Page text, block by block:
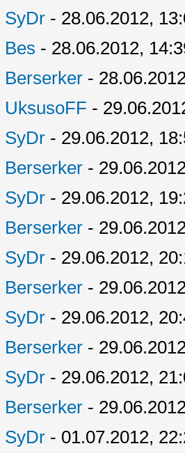
SyDr - 28.06.2012,
Bes - 28.06.2012,
Berserker -
UksusoFF -
SyDr - 29.06.2012,
Berserker -
SyDr - 29.06.2012,
Berserker -
SyDr - 29.06.2012,
Berserker -
SyDr - 29.06.2012,
Berserker -
SyDr - 29.06.2012,
Berserker -
SyDr - 01.07.2012,